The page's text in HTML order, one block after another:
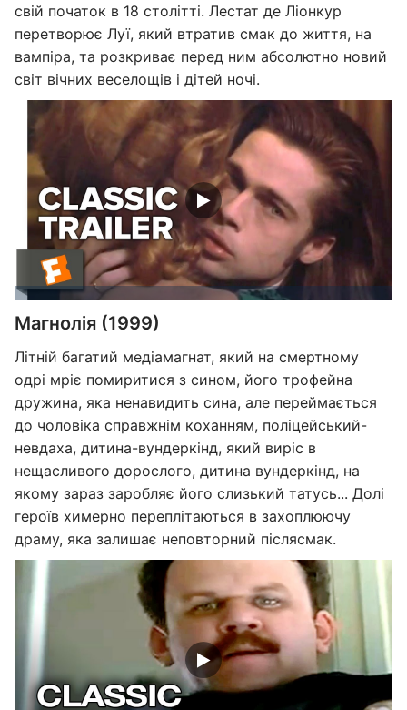
свій початок в 18 столітті. Лестат де Ліонкур
перетворює Луї, який втратив смак до життя, на
вампіра, та розкриває перед ним абсолютно новий
світ вічних веселощів і дітей ночі.
Магнолія (1999)
Літній багатий медіамагнат, який на смертному
одрі мріє помиритися з сином, його трофейна
дружина, яка ненавидить сина, але переймається
до чоловіка справжнім коханням, поліцейський-
невдаха, дитина-вундеркінд, який виріс в
нещасливого дорослого, дитина вундеркінд, на
якому зараз заробляє його слизький татусь... Долі
героїв химерно переплітаються в захоплюючу
драму, яка залишає неповторний післясмак.